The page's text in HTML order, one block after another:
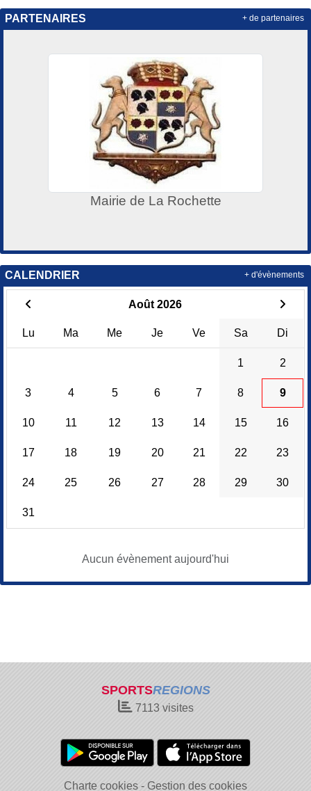
PARTENAIRES
Mairie de La Rochette
+ de partenaires
CALENDRIER
Août 2026
Lu Ma Me Je Ve Sa Di
1 2
3 4 5 6 7 8 9
10 11 12 13 14 15 16
17 18 19 20 21 22 23
24 25 26 27 28 29 30
31
Aucun évènement aujourd'hui
+ d'évènements
SPORTSREGIONS
7113visites
Charte cookies Gestion des cookies